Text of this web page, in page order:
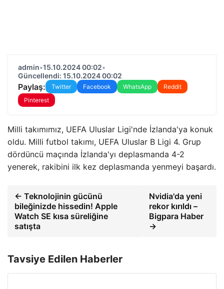
admin•15.10.2024 00:02•
Güncellendi: 15.10.2024 00:02
Paylaş: Twitter Facebook WhatsApp
Reddit
Pinterest
Milli takımımız, UEFA Uluslar Ligi'nde İzlanda'ya konuk
oldu. Milli futbol takımı, UEFA Uluslar B Ligi 4. Grup
dördüncü maçında İzlanda'yı deplasmanda 4-2
yenerek, rakibini ilk kez deplasmanda yenmeyi başardı.
← Teknolojinin gücünü
bileğinizde hissedin! Apple
Watch SE kısa süreliğine
satışta
Nvidia'da yeni
rekor kırıldı –
Bigpara Haber
→
Tavsiye Edilen Haberler